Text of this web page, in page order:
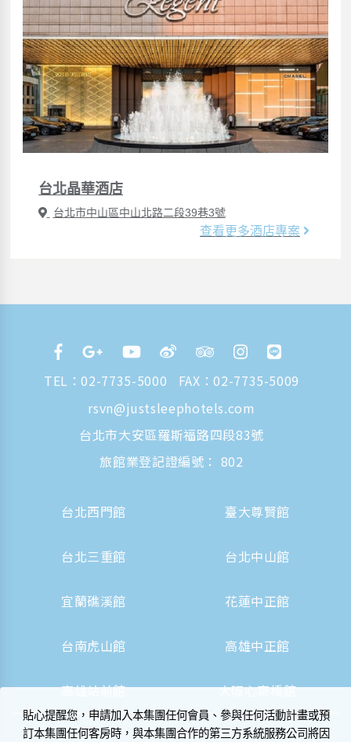
台北晶華酒店
台北市中山區中山北路二段39巷3號
查看更多酒店專案
TEL：02-7735-5000
FAX：02-7735-5009
rsvn@justsleephotels.com
台北市大安區羅斯福路四段83號
旅館業登記證編號： 802
台北西門館 臺大尊賢館
台北三重館 台北中山館
宜蘭礁溪館 花蓮中正館
台南虎山館 高雄中正館
高雄站前館 大阪心齋橋館
貼心提醒您，申請加入本集團任何會員、參與任何活動計畫或預
訂本集團任何客房時，與本集團合作的第三方系統服務公司將因